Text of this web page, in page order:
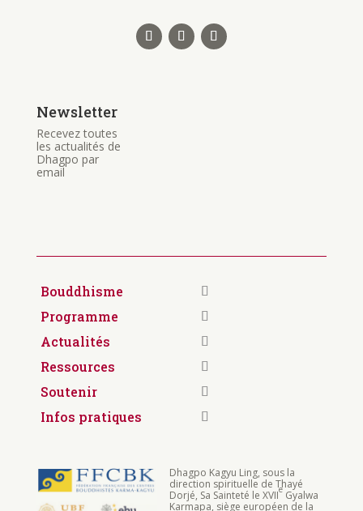
Newsletter
Recevez toutes
les actualités de
Dhagpo par
email
Bouddhisme
Programme
Actualités
Ressources
Soutenir
Infos pratiques
Dhagpo Kagyu Ling, sous la
direction spirituelle de Thayé
Dorjé, Sa Sainteté le XVIIeGyalwa
Karmapa, siège européen de la